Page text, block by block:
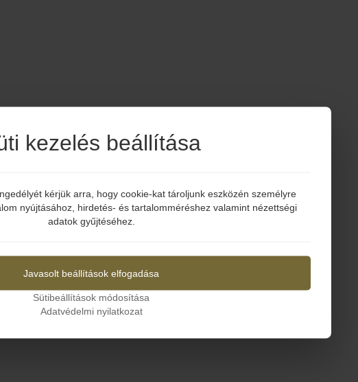
Elmúltál már 18 éves?
kezelés beállítása
kérjük arra, hogy cookie-kat tároljunk eszközén személyre
nyújtásához, hirdetés- és tartalomméréshez valamint nézettségi
adatok gyűjtéséhez.
Javasolt beállítások elfogadása
Sütibeállítások módosítása
Adatvédelmi nyilatkozat